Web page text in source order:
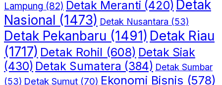
Lampung (82) Detak Meranti (420) Detak
Nasional (1473) Detak Nusantara (53)
Detak Pekanbaru (1491) Detak Riau
(1717) Detak Rohil (608) Detak Siak
(430) Detak Sumatera (384) Detak Sumbar
(53) Detak Sumut (70) Ekonomi Bisnis (578)